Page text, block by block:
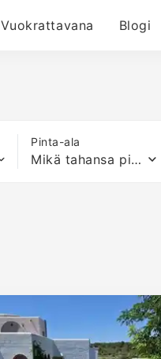
Vuokrattavana Blogi
Pinta-ala
Mikä tahansa pinta-ala